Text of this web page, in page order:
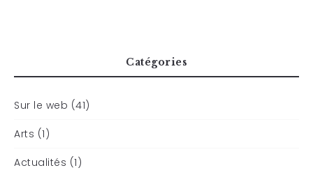
Catégories
Sur le web (41)
Arts (1)
Actualités (1)